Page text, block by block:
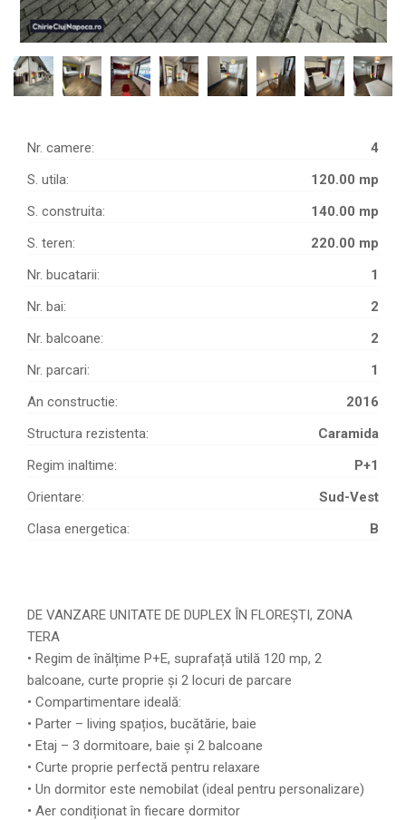
Nr. camere:
4
S. utila:
120.00 mp
S. construita:
140.00 mp
S. teren:
220.00 mp
Nr. bucatarii:
1
Nr. bai:
2
Nr. balcoane:
2
Nr. parcari:
1
An constructie:
2016
Structura rezistenta:
Caramida
Regim inaltime:
P+1
Orientare:
Sud-Vest
Clasa energetica:
B
DE VANZARE UNITATE DE DUPLEX ÎN FLOREȘTI, ZONA
TERA
• Regim de înălțime P+E, suprafață utilă 120 mp, 2
balcoane, curte proprie și 2 locuri de parcare
• Compartimentare ideală:
• Parter – living spațios, bucătărie, baie
• Etaj – 3 dormitoare, baie și 2 balcoane
• Curte proprie perfectă pentru relaxare
• Un dormitor este nemobilat (ideal pentru personalizare)
• Aer condiționat în fiecare dormitor